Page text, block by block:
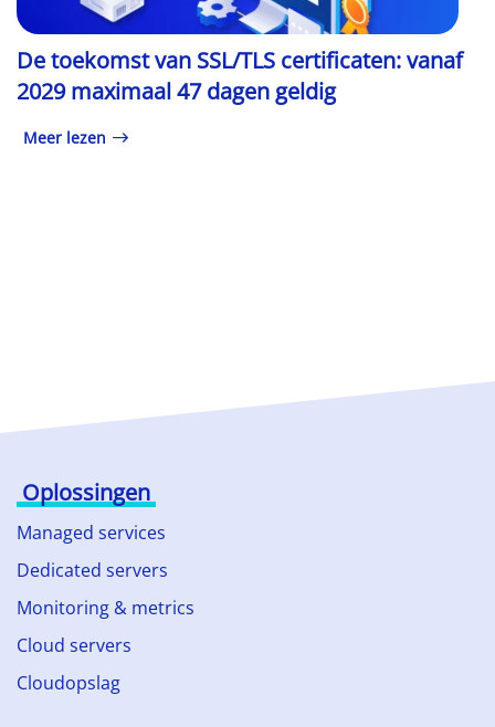
De toekomst van SSL/TLS certificaten: vanaf
2029 maximaal 47 dagen geldig
Meer lezen
Oplossingen
Managed services
Dedicated servers
Monitoring & metrics
Cloud servers
Cloudopslag